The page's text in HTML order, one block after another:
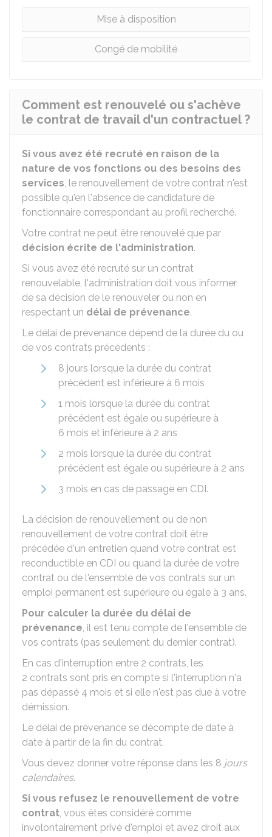
Mise à disposition
Congé de mobilité
Comment est renouvelé ou s'achève
le contrat de travail d'un contractuel ?
Si vous avez été recruté en raison de la
nature de vos fonctions ou des besoins des
services, le renouvellement de votre contrat n'est
possible qu'en l'absence de candidature de
fonctionnaire correspondant au profil recherché.
Votre contrat ne peut être renouvelé que par
décision écrite de l'administration.
Si vous avez été recruté sur un contrat
renouvelable, l'administration doit vous informer
de sa décision de le renouveler ou non en
respectant un délai de prévenance.
Le délai de prévenance dépend de la durée du ou
de vos contrats précédents :
8 jours lorsque la durée du contrat
précédent est inférieure à 6 mois
1 mois lorsque la durée du contrat
précédent est égale ou supérieure à
6 mois et inférieure à 2 ans
2 mois lorsque la durée du contrat
précédent est égale ou supérieure à 2 ans
3 mois en cas de passage en CDI.
La décision de renouvellement ou de non
renouvellement de votre contrat doit être
précédée d'un entretien quand votre contrat est
reconductible en CDI ou quand la durée de votre
contrat ou de l'ensemble de vos contrats sur un
emploi permanent est supérieure ou égale à 3 ans.
Pour calculer la durée du délai de
prévenance, il est tenu compte de l'ensemble de
vos contrats (pas seulement du dernier contrat).
En cas d'interruption entre 2 contrats, les
2 contrats sont pris en compte si l'interruption n'a
pas dépassé 4 mois et si elle n'est pas due à votre
démission.
Le délai de prévenance se décompte de date à
date à partir de la fin du contrat.
Vous devez donner votre réponse dans les 8 jours
calendaires.
Si vous refusez le renouvellement de votre
contrat, vous êtes considéré comme
involontairement privé d'emploi et avez droit aux